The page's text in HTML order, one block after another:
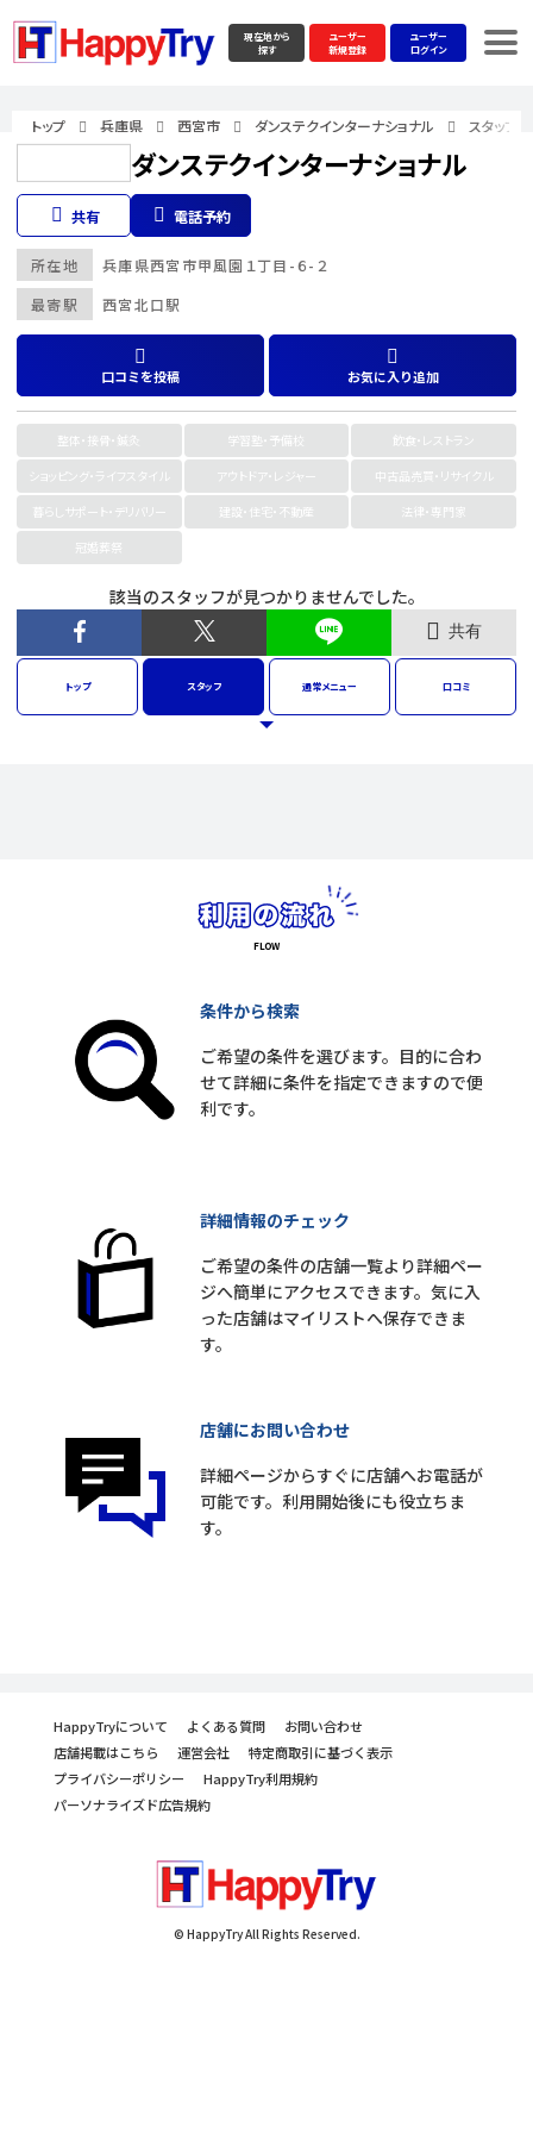
現在地から
探す
ユーザー
新規登録
ユーザー
ログイン
トップ 兵庫県 西宮市 ダンステクインターナショナル スタッフ
ダンステクインターナショナル
共有 電話予約
最寄駅 西宮北口駅
所在地 兵庫県西宮市甲風園１丁目-６-２
口コミを投稿 お気に入り追加
整体・接骨・鍼灸 学習塾・予備校
飲食・レストラン
ショッピング・ライフスタイル
アウトドア・レジャー
中古品売買・リサイクル
暮らしサポート・デリバリー
建設・住宅・不動産
法律・専門家
冠婚葬祭
該当のスタッフが見つかりませんでした。
共有
トップ スタッフ 通常メニュー 口コミ
条件から検索
ご希望の条件を選びます。目的に合わ
せて詳細に条件を指定できますので便
利です。
詳細情報のチェック
ご希望の条件の店舗一覧より詳細ペー
ジへ簡単にアクセスできます。気に入
った店舗はマイリストへ保存できま
す。
店舗にお問い合わせ
詳細ページからすぐに店舗へお電話が
可能です。利用開始後にも役立ちま
す。
HappyTryについて よくある質問
お問い合わせ
店舗掲載はこちら
運営会社
特定商取引に基づく表示
プライバシーポリシー
HappyTry利用規約
パーソナライズド広告規約
© HappyTry All Rights Reserved.